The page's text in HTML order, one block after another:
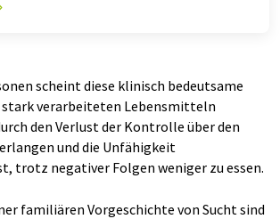
scheint diese klinisch bedeutsame
verarbeiteten Lebensmitteln
den Verlust der Kontrolle über den
und die Unfähigkeit
trotz negativer Folgen weniger zu essen.
familiären Vorgeschichte von Sucht sind